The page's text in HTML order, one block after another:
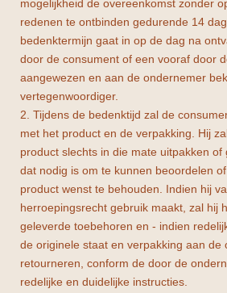
mogelijkheid de overeenkomst zonder
redenen te ontbinden gedurende 14
bedenktermijn gaat in op de dag na
door de consument of een vooraf door
aangewezen en aan de ondernemer
vertegenwoordiger.
2. Tijdens de bedenktijd zal de
met het product en de verpakking. Hij
product slechts in die mate uitpakken
dat nodig is om te kunnen beoordelen
product wenst te behouden. Indien hij
herroepingsrecht gebruik maakt, zal hij
geleverde toebehoren en - indien
de originele staat en verpakking aan de
retourneren, conform de door de
redelijke en duidelijke instructies.